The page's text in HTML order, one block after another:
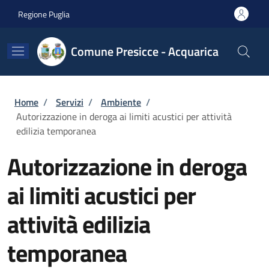
Regione Puglia
Comune Presicce - Acquarica
Briciole di pane
Home / Servizi / Ambiente /
Autorizzazione in deroga ai limiti acustici per attività
edilizia temporanea
Autorizzazione in deroga
ai limiti acustici per
attività edilizia
temporanea